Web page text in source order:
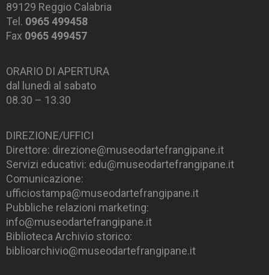
89129 Reggio Calabria
Tel. 0965 499458
Fax 0965 499457
ORARIO DI APERTURA
dal lunedì al sabato
08.30 – 13.30
DIREZIONE/UFFICI
Direttore: direzione@museodartefrangipane.it
Servizi educativi: edu@museodartefrangipane.it
Comunicazione:
ufficiostampa@museodartefrangipane.it
Pubbliche relazioni marketing:
info@museodartefrangipane.it
Biblioteca Archivio storico:
biblioarchivio@museodartefrangipane.it